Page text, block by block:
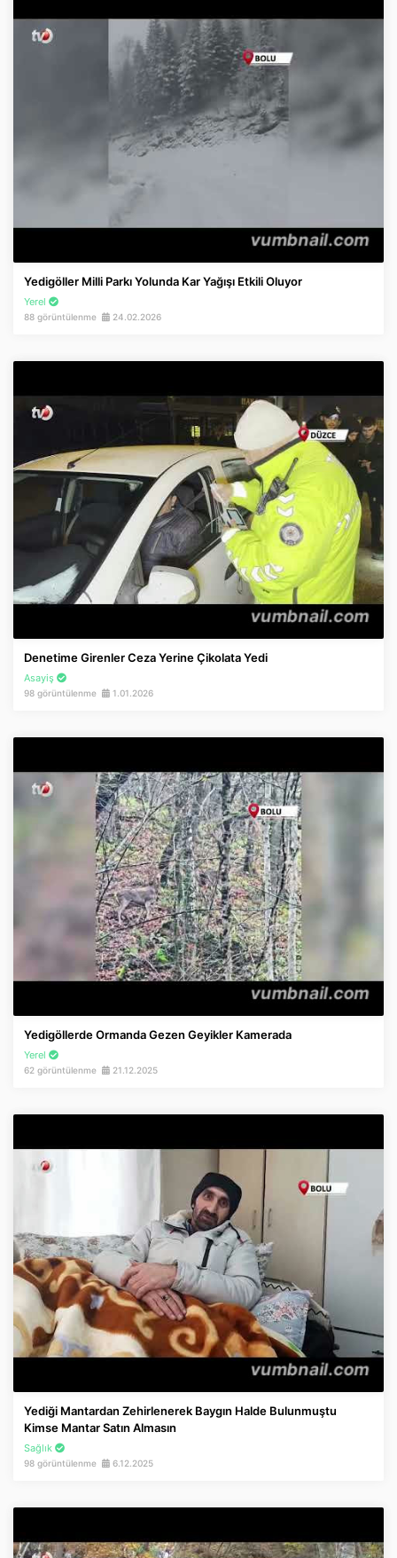
Yedigöller Milli Parkı Yolunda Kar Yağışı Etkili Oluyor
Yerel
88 görüntülenme 24.02.2026
Denetime Girenler Ceza Yerine Çikolata Yedi
Asayiş
98 görüntülenme 1.01.2026
Yedigöllerde Ormanda Gezen Geyikler Kamerada
Yerel
62 görüntülenme 21.12.2025
Yediği Mantardan Zehirlenerek Baygın Halde Bulunmuştu
Kimse Mantar Satın Almasın
Sağlık
98 görüntülenme 6.12.2025